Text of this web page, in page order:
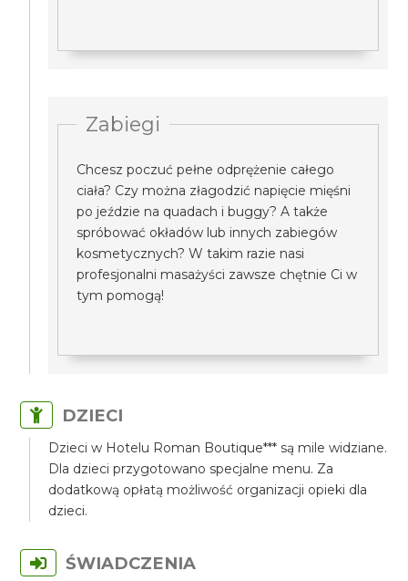
Zabiegi
Chcesz poczuć pełne odprężenie całego
ciała? Czy można złagodzić napięcie mięśni
po jeździe na quadach i buggy? A także
spróbować okładów lub innych zabiegów
kosmetycznych? W takim razie nasi
profesjonalni masażyści zawsze chętnie Ci w
tym pomogą!
DZIECI
Dzieci w Hotelu Roman Boutique*** są mile widziane.
Dla dzieci przygotowano specjalne menu. Za
dodatkową opłatą możliwość organizacji opieki dla
dzieci.
ŚWIADCZENIA